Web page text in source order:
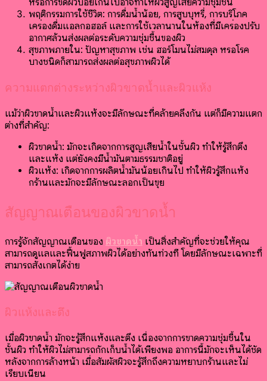
หรือการขัดผิวบ่อยเกินไปอาจทำให้ผิวสูญเสียความชุ่มชื้น
พฤติกรรมการใช้ชีวิต: การดื่มน้ำน้อย, การสูบบุหรี่, การบริโภค
เครื่องดื่มแอลกอฮอล์ และการใช้เวลานานในห้องที่มีเครื่องปรับ
อากาศล้วนส่งผลต่อระดับความชุ่มชื้นของผิว
สุขภาพภายใน: ปัญหาสุขภาพ เช่น ฮอร์โมนไม่สมดุล หรือโรค
บางชนิดก็สามารถส่งผลต่อสุขภาพผิวได้
ความแตกต่างระหว่างผิวขาดน้ำและผิวแห้ง
แม้ว่าผิวขาดน้ำและผิวแห้งจะมีลักษณะที่คล้ายคลึงกัน แต่ก็มีความแตก
ต่างที่สำคัญ:
ผิวขาดน้ำ: มักจะเกิดจากการสูญเสียน้ำในชั้นผิว ทำให้รู้สึกตึง
และแห้ง แต่ยังคงมีน้ำมันตามธรรมชาติอยู่
ผิวแห้ง: เกิดจากการผลิตน้ำมันน้อยเกินไป ทำให้ผิวรู้สึกแห้ง
กร้านและมักจะมีลักษณะลอกเป็นขุย
สัญญาณเตือนของผิวขาดน้ำ
การรู้จักสัญญาณเตือนของ ผิวขาดน้ำ เป็นสิ่งสำคัญที่จะช่วยให้คุณ
สามารถดูแลและฟื้นฟูสภาพผิวได้อย่างทันท่วงที โดยมีลักษณะเฉพาะที่
สามารถสังเกตได้ง่าย
ผิวแห้งและตึง
เมื่อผิวขาดน้ำ มักจะรู้สึกแห้งและตึง เนื่องจากการขาดความชุ่มชื้นใน
ชั้นผิว ทำให้ผิวไม่สามารถกักเก็บน้ำได้เพียงพอ อาการนี้มักจะเห็นได้ชัด
หลังจากการล้างหน้า เมื่อสัมผัสผิวจะรู้สึกถึงความหยาบกร้านและไม่
เรียบเนียน